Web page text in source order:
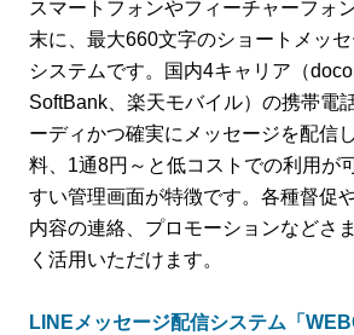
スマートフォンやフィーチャーフォ
末に、最大660文字のショートメッ
システムです。国内4キャリア（
SoftBank、楽天モバイル）の携帯電
ーディかつ確実にメッセージを配信
料、1通8円～と低コストでの利用が
すい管理画面が特徴です。各種督促
内容の連絡、プロモーションなどさ
く活用いただけます。
LINEメッセージ配信システム「